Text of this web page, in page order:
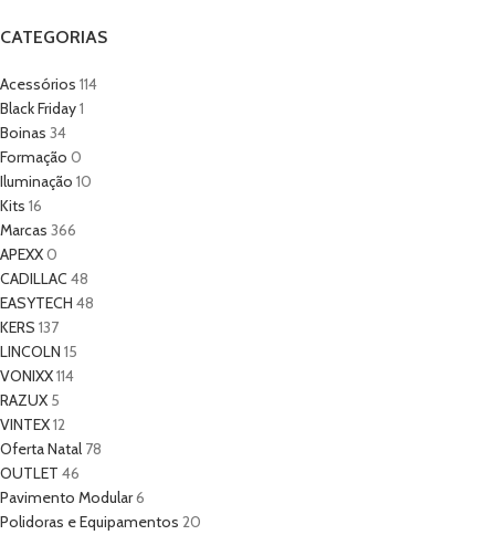
CATEGORIAS
Acessórios 114
Black Friday1
Boinas 34
Formação 0
Iluminação 10
Kits 16
Marcas 366
APEXX0
CADILLAC 48
EASYTECH 48
KERS 137
LINCOLN 15
VONIXX114
RAZUX 5
VINTEX12
Oferta Natal 78
OUTLET 46
Pavimento Modular6
Polidoras e Equipamentos 20